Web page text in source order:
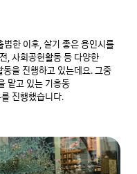
한 이후, 살기 좋은 용인시를
, 사회공헌활동 등 다양한
을 진행하고 있는데요. 그중
맡고 있는 기흥동
진행했습니다.